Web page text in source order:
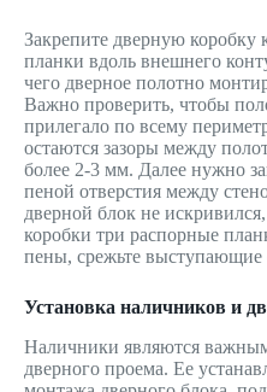
Закрепите дверную коробку
планки вдоль внешнего
чего дверное полотно
Важно проверить, чтобы
прилегало по всему
остаются зазоры между
более 2-3 мм. Далее нужно
пеной отверстия между
дверной блок не
коробки три распорные
пены, срежьте выступающие
Установка наличников и
Наличники являются
дверного проема. Ее